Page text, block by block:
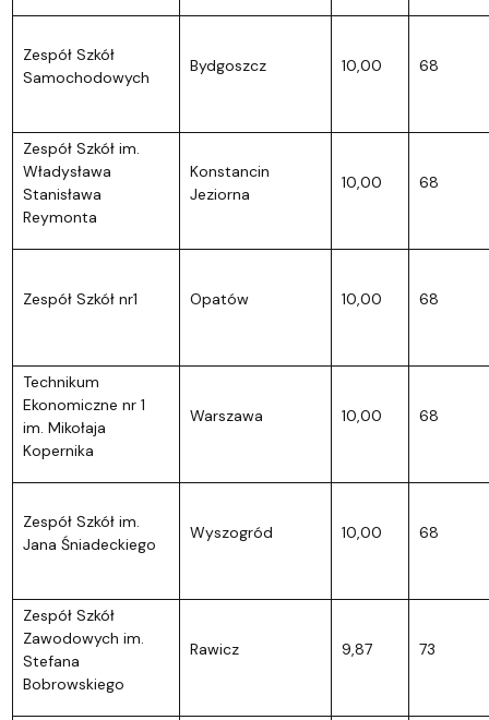
Zespół Szkół
Samochodowych
Bydgoszcz 10,00 68
Zespół Szkół im.
Władysława
Stanisława
Reymonta
Konstancin
Jeziorna
10,00 68
Zespół Szkół nr1 Opatów 10,00 68
Technikum
Ekonomiczne nr 1
im. Mikołaja
Kopernika
Warszawa 10,00 68
Zespół Szkół im.
Jana Śniadeckiego
Wyszogród 10,00 68
Zespół Szkół
Zawodowych im.
Stefana
Bobrowskiego
Rawicz 9,87 73